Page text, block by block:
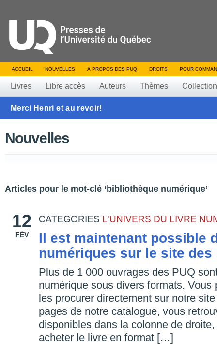
ACCUEIL NOUVELLES À PROPOS DES PUQ DROITS POUR
Livres Libre accès Auteurs Thèmes
Merci Henri et au revoir!
Nouvelles
Articles pour le mot-clé ‘bibliothèque numérique’
12
FÉV
CATEGORIES L'UNIVERS DU LIVRE
Il est maintenant possible
numériques sur le site des
Plus de 1 000 ouvrages des PUQ
numérique sous divers formats. Vous
les procurer directement sur notre
pages de notre catalogue, vous
disponibles dans la colonne de
acheter le livre en format […]